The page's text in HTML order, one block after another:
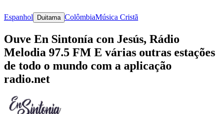
Espanhol Duitama ColômbiaMúsica Cristã
Ouve En Sintonía con Jesús, Rádio
Melodia 97.5 FM E várias outras estações
de todo o mundo com a aplicação
radio.net